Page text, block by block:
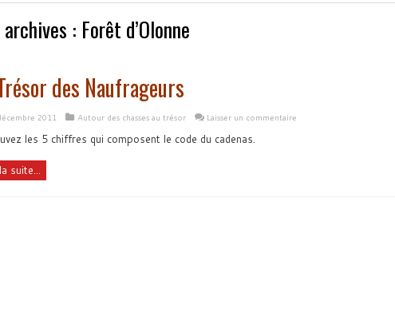
: Forêt d’Olonne
des Naufrageurs
2011 Autour des chasses au trésor Laisser un commentaire
les 5 chiffres qui composent le code du cadenas.
suite...